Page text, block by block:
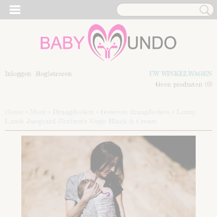
Inloggen Registreren
UW WINKELWAGEN
Geen producten (0)
Home > Meer > Draagdoeken > Geweven draagdoeken > Lenny
Lamb Jacquard Horizon's Verge Black & Cream